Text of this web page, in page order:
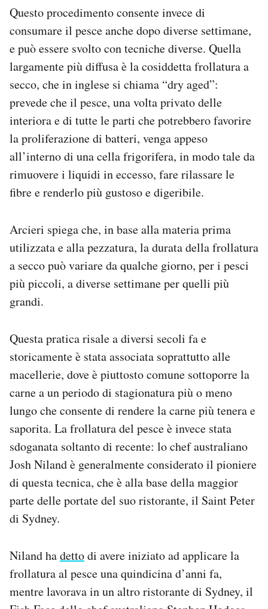
Questo procedimento consente invece di
consumare il pesce anche dopo diverse settimane,
e può essere svolto con tecniche diverse. Quella
largamente più diffusa è la cosiddetta frollatura a
secco, che in inglese si chiama “dry aged”:
prevede che il pesce, una volta privato delle
interiora e di tutte le parti che potrebbero favorire
la proliferazione di batteri, venga appeso
all’interno di una cella frigorifera, in modo tale da
rimuovere i liquidi in eccesso, fare rilassare le
fibre e renderlo più gustoso e digeribile.
Arcieri spiega che, in base alla materia prima
utilizzata e alla pezzatura, la durata della frollatura
a secco può variare da qualche giorno, per i pesci
più piccoli, a diverse settimane per quelli più
grandi.
Questa pratica risale a diversi secoli fa e
storicamente è stata associata soprattutto alle
macellerie, dove è piuttosto comune sottoporre la
carne a un periodo di stagionatura più o meno
lungo che consente di rendere la carne più tenera e
saporita. La frollatura del pesce è invece stata
sdoganata soltanto di recente: lo chef australiano
Josh Niland è generalmente considerato il pioniere
di questa tecnica, che è alla base della maggior
parte delle portate del suo ristorante, il Saint Peter
di Sydney.
Niland hadettodi avere iniziato ad applicare la
frollatura al pesce una quindicina d’anni fa,
mentre lavorava in un altro ristorante di Sydney, il